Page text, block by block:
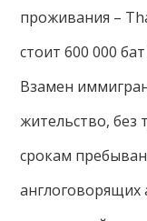
проживания –
стоит 600 000
Взамен
жительство,
срокам
англоговорящих